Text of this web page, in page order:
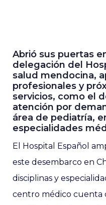
Abrió sus puertas
delegación del
salud mendocina,
profesionales y
servicios, como el
atención por
área de pediatría,
especialidades
El Hospital Español
este desembarco en
disciplinas y
centro médico cuenta